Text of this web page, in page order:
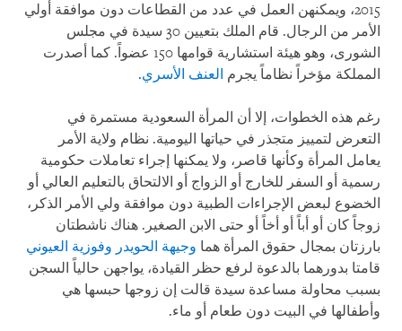
2015، ويمكنهن العمل في عدد من القطاعات دون موافقة أولي
الأمر من الرجال. قام الملك بتعيين 30 سيدة في مجلس
الشورى، وهو هيئة استشارية قوامها 150 عضواً. كما أصدرت
المملكة مؤخراً نظاماً يجرم العنف الأسري.
رغم هذه الخطوات، إلا أن المرأة السعودية مستمرة في
التعرض لتمييز متجذر في حياتها اليومية. نظام ولاية الأمر
يعامل المرأة وكأنها قاصر، ولا يمكنها إجراء تعاملات حكومية
رسمية أو السفر للخارج أو الزواج أو الالتحاق بالتعليم العالي أو
الخضوع لبعض الإجراءات الطبية دون موافقة ولي الأمر الذكر،
زوجاً كان أو أباً أو أخاً أو حتى الابن الصغير. هناك ناشطتان
بارزتان بمجال حقوق المرأة هما وجيهة الحويدر وفوزية العيوني
قامتا بدورهما بالدعوة لرفع حظر القيادة، يواجهن حالياً السجن
بسبب محاولة مساعدة سيدة قالت إن زوجها حبسها هي
وأطفالها في البيت دون طعام أو ماء.